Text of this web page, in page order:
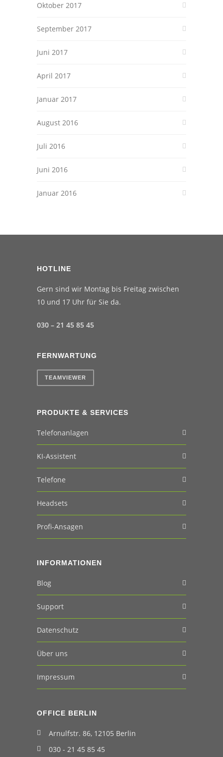
Oktober 2017
September 2017
Juni 2017
April 2017
Januar 2017
August 2016
Juli 2016
Juni 2016
Januar 2016
HOTLINE
Gern sind wir Montag bis Freitag zwischen
10 und 17 Uhr für Sie da.
030 – 21 45 85 45
FERNWARTUNG
TEAMVIEWER
PRODUKTE & SERVICES
Telefonanlagen
KI-Assistent
Telefone
Headsets
Profi-Ansagen
INFORMATIONEN
Blog
Support
Datenschutz
Über uns
Impressum
OFFICE BERLIN
Arnulfstr. 86, 12105 Berlin
030 - 21 45 85 45